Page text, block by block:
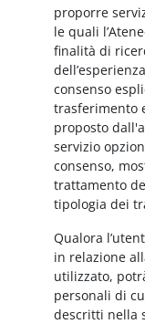
proporre
le quali
finalità di
consenso
trasferimento
proposto
servizio
consenso,
trattamento
tipologia dei
Qualora
in relazione
utilizzato,
personali di
descritti nella